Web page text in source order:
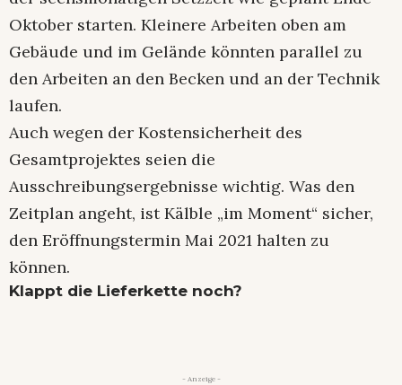
Oktober starten. Kleinere Arbeiten oben am
Gebäude und im Gelände könnten parallel zu
den Arbeiten an den Becken und an der Technik
laufen.
Auch wegen der Kostensicherheit des
Gesamtprojektes seien die
Ausschreibungsergebnisse wichtig. Was den
Zeitplan angeht, ist Kälble „im Moment“ sicher,
den Eröffnungstermin Mai 2021 halten zu
können.
Klappt die Lieferkette noch?
- Anzeige -